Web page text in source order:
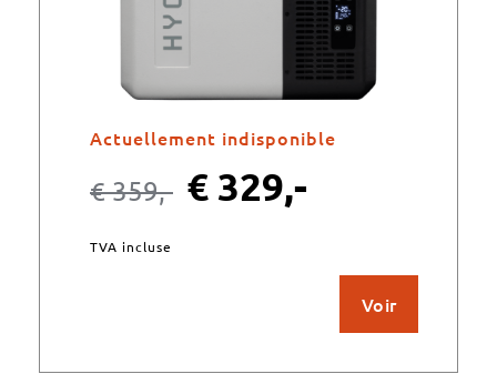
Actuellement indisponible
€359,- € 329,-
TVA incluse
Voir